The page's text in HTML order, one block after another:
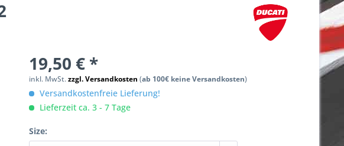
19,50 € *
inkl. MwSt.zzgl. Versandkosten (ab 100€ keine Versandkosten)
Versandkostenfreie Lieferung!
Lieferzeit ca. 3 - 7 Tage
Size: